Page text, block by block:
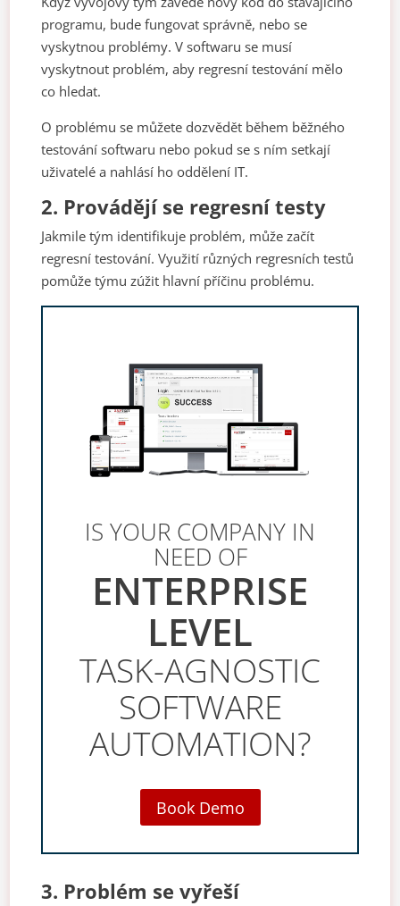
programu, bude fungovat správně, nebo se
vyskytnou problémy. V softwaru se musí
vyskytnout problém, aby regresní testování mělo
co hledat.
O problému se můžete dozvědět během běžného
testování softwaru nebo pokud se s ním setkají
uživatelé a nahlásí ho oddělení IT.
2. Provádějí se regresní testy
Jakmile tým identifikuje problém, může začít
regresní testování. Využití různých regresních testů
pomůže týmu zúžit hlavní příčinu problému.
IS YOUR COMPANY IN
NEED OF
ENTERPRISE
LEVEL
TASK-AGNOSTIC
SOFTWARE
AUTOMATION?
Book Demo
3. Problém se vyřeší